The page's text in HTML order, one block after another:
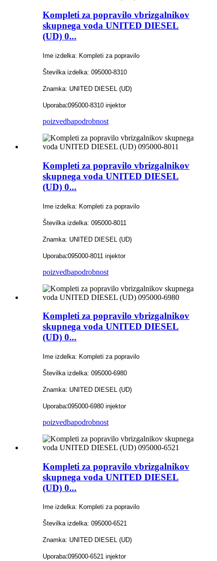
Kompleti za popravilo vbrizgalnikov
skupnega voda UNITED DIESEL
(UD) 0...
Ime izdelka: Kompleti za popravilo
Številka izdelka: 095000-8310
Znamka: UNITED DIESEL (UD)
Uporaba:095000-8310 injektor
poizvedbapodrobnost
Kompleti za popravilo vbrizgalnikov
skupnega voda UNITED DIESEL
(UD) 0...
Ime izdelka: Kompleti za popravilo
Številka izdelka: 095000-8011
Znamka: UNITED DIESEL (UD)
Uporaba:095000-8011 injektor
poizvedbapodrobnost
Kompleti za popravilo vbrizgalnikov
skupnega voda UNITED DIESEL
(UD) 0...
Ime izdelka: Kompleti za popravilo
Številka izdelka: 095000-6980
Znamka: UNITED DIESEL (UD)
Uporaba:095000-6980 injektor
poizvedbapodrobnost
Kompleti za popravilo vbrizgalnikov
skupnega voda UNITED DIESEL
(UD) 0...
Ime izdelka: Kompleti za popravilo
Številka izdelka: 095000-6521
Znamka: UNITED DIESEL (UD)
Uporaba:095000-6521 injektor